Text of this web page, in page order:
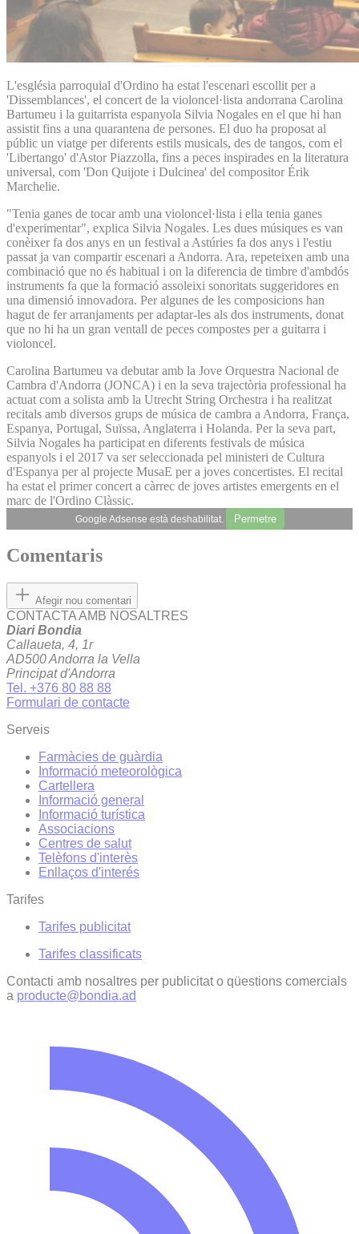
L'església parroquial d'Ordino ha estat l'escenari escollit per a
'Dissemblances', el concert de la violoncel·lista andorrana Carolina
Bartumeu i la guitarrista espanyola Silvia Nogales en el que hi han
assistit fins a una quarantena de persones. El duo ha proposat al
públic un viatge per diferents estils musicals, des de tangos, com el
'Libertango' d'Astor Piazzolla, fins a peces inspirades en la literatura
universal, com 'Don Quijote i Dulcinea' del compositor Érik
Marchelie.
"Tenia ganes de tocar amb una violoncel·lista i ella tenia ganes
d'experimentar", explica Silvia Nogales. Les dues músiques es van
conèixer fa dos anys en un festival a Astúries fa dos anys i l'estiu
passat ja van compartir escenari a Andorra. Ara, repeteixen amb una
combinació que no és habitual i on la diferencia de timbre d'ambdós
instruments fa que la formació assoleixi sonoritats suggeridores en
una dimensió innovadora. Per algunes de les composicions han
hagut de fer arranjaments per adaptar-les als dos instruments, donat
que no hi ha un gran ventall de peces compostes per a guitarra i
violoncel.
Carolina Bartumeu va debutar amb la Jove Orquestra Nacional de
Cambra d'Andorra (JONCA) i en la seva trajectòria professional ha
actuat com a solista amb la Utrecht String Orchestra i ha realitzat
recitals amb diversos grups de música de cambra a Andorra, França,
Espanya, Portugal, Suïssa, Anglaterra i Holanda. Per la seva part,
Silvia Nogales ha participat en diferents festivals de música
espanyols i el 2017 va ser seleccionada pel ministeri de Cultura
d'Espanya per al projecte MusaE per a joves concertistes. El recital
ha estat el primer concert a càrrec de joves artistes emergents en el
marc de l'Ordino Clàssic.
Google Adsense està deshabilitat. Permetre
Comentaris
Afegir nou comentari
CONTACTA AMB NOSALTRES
Diari Bondia
Callaueta, 4, 1r
AD500 Andorra la Vella
Principat d'Andorra
Tel. +376 80 88 88
Formulari de contacte
Serveis
Farmàcies de guàrdia
Informació meteorològica
Cartellera
Informació general
Informació turística
Associacions
Centres de salut
Telèfons d'interès
Enllaços d'interés
Tarifes
Tarifes publicitat
Tarifes classificats
Contacti amb nosaltres per publicitat o qüestions comercials
a producte@bondia.ad